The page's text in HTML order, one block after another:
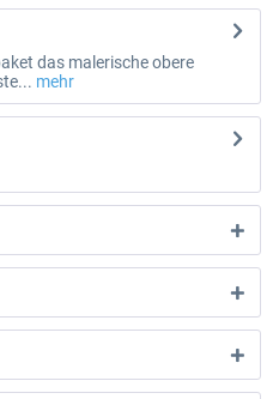
das malerische obere
mehr